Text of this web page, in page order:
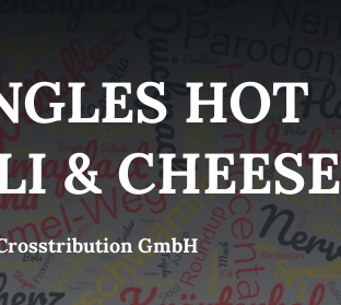
Brands
B2B-Shop
Kontakt
HOT
& CHEESE
GmbH